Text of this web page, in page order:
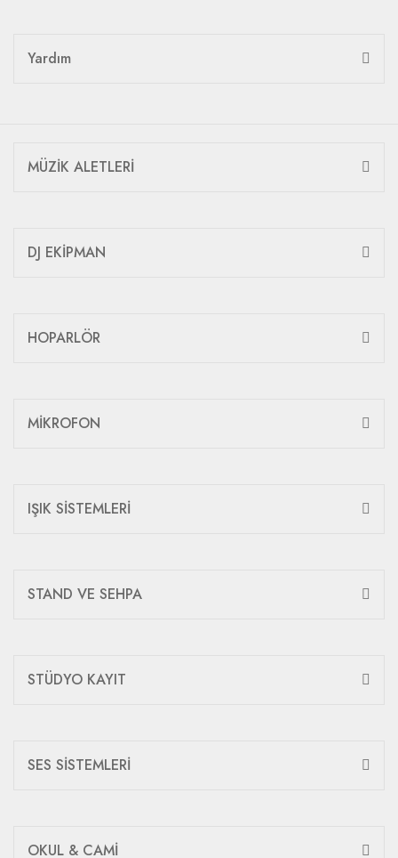
Yardım
MÜZİK ALETLERİ
DJ EKİPMAN
HOPARLÖR
MİKROFON
IŞIK SİSTEMLERİ
STAND VE SEHPA
STÜDYO KAYIT
SES SİSTEMLERİ
OKUL & CAMİ